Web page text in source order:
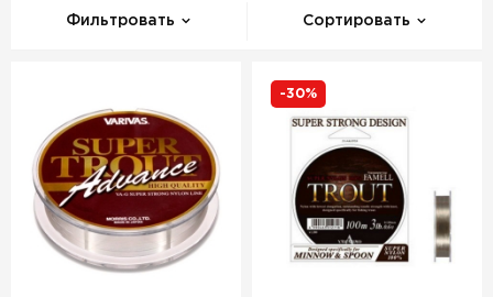
Фильтровать Сортировать
-30%